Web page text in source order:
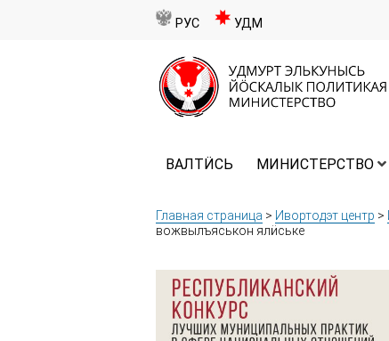
РУС УДМ
ВАЛТӤСЬ МИНИСТЕРСТВО
Главная страница > Ивортодэт центр >
вожвылъяськон ялӥське